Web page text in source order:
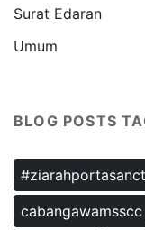
Surat Edaran
Umum
BLOG POSTS
cabangawamsscc